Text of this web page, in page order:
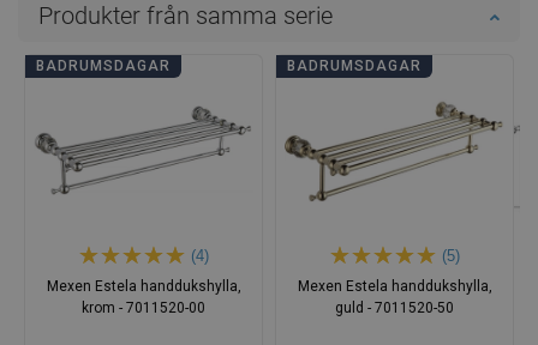
Produkter från samma serie
BADRUMSDAGAR
(4)
Mexen Estela handdukshylla,
krom - 7011520-00
BADRUMSDAGAR
(5)
Mexen Estela handdukshylla,
guld - 7011520-50